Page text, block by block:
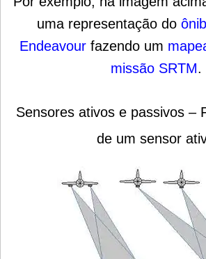
uma representação do
Endeavourfazendo um
missão SRTM.
Sensores ativos e passivos –
de um sensor